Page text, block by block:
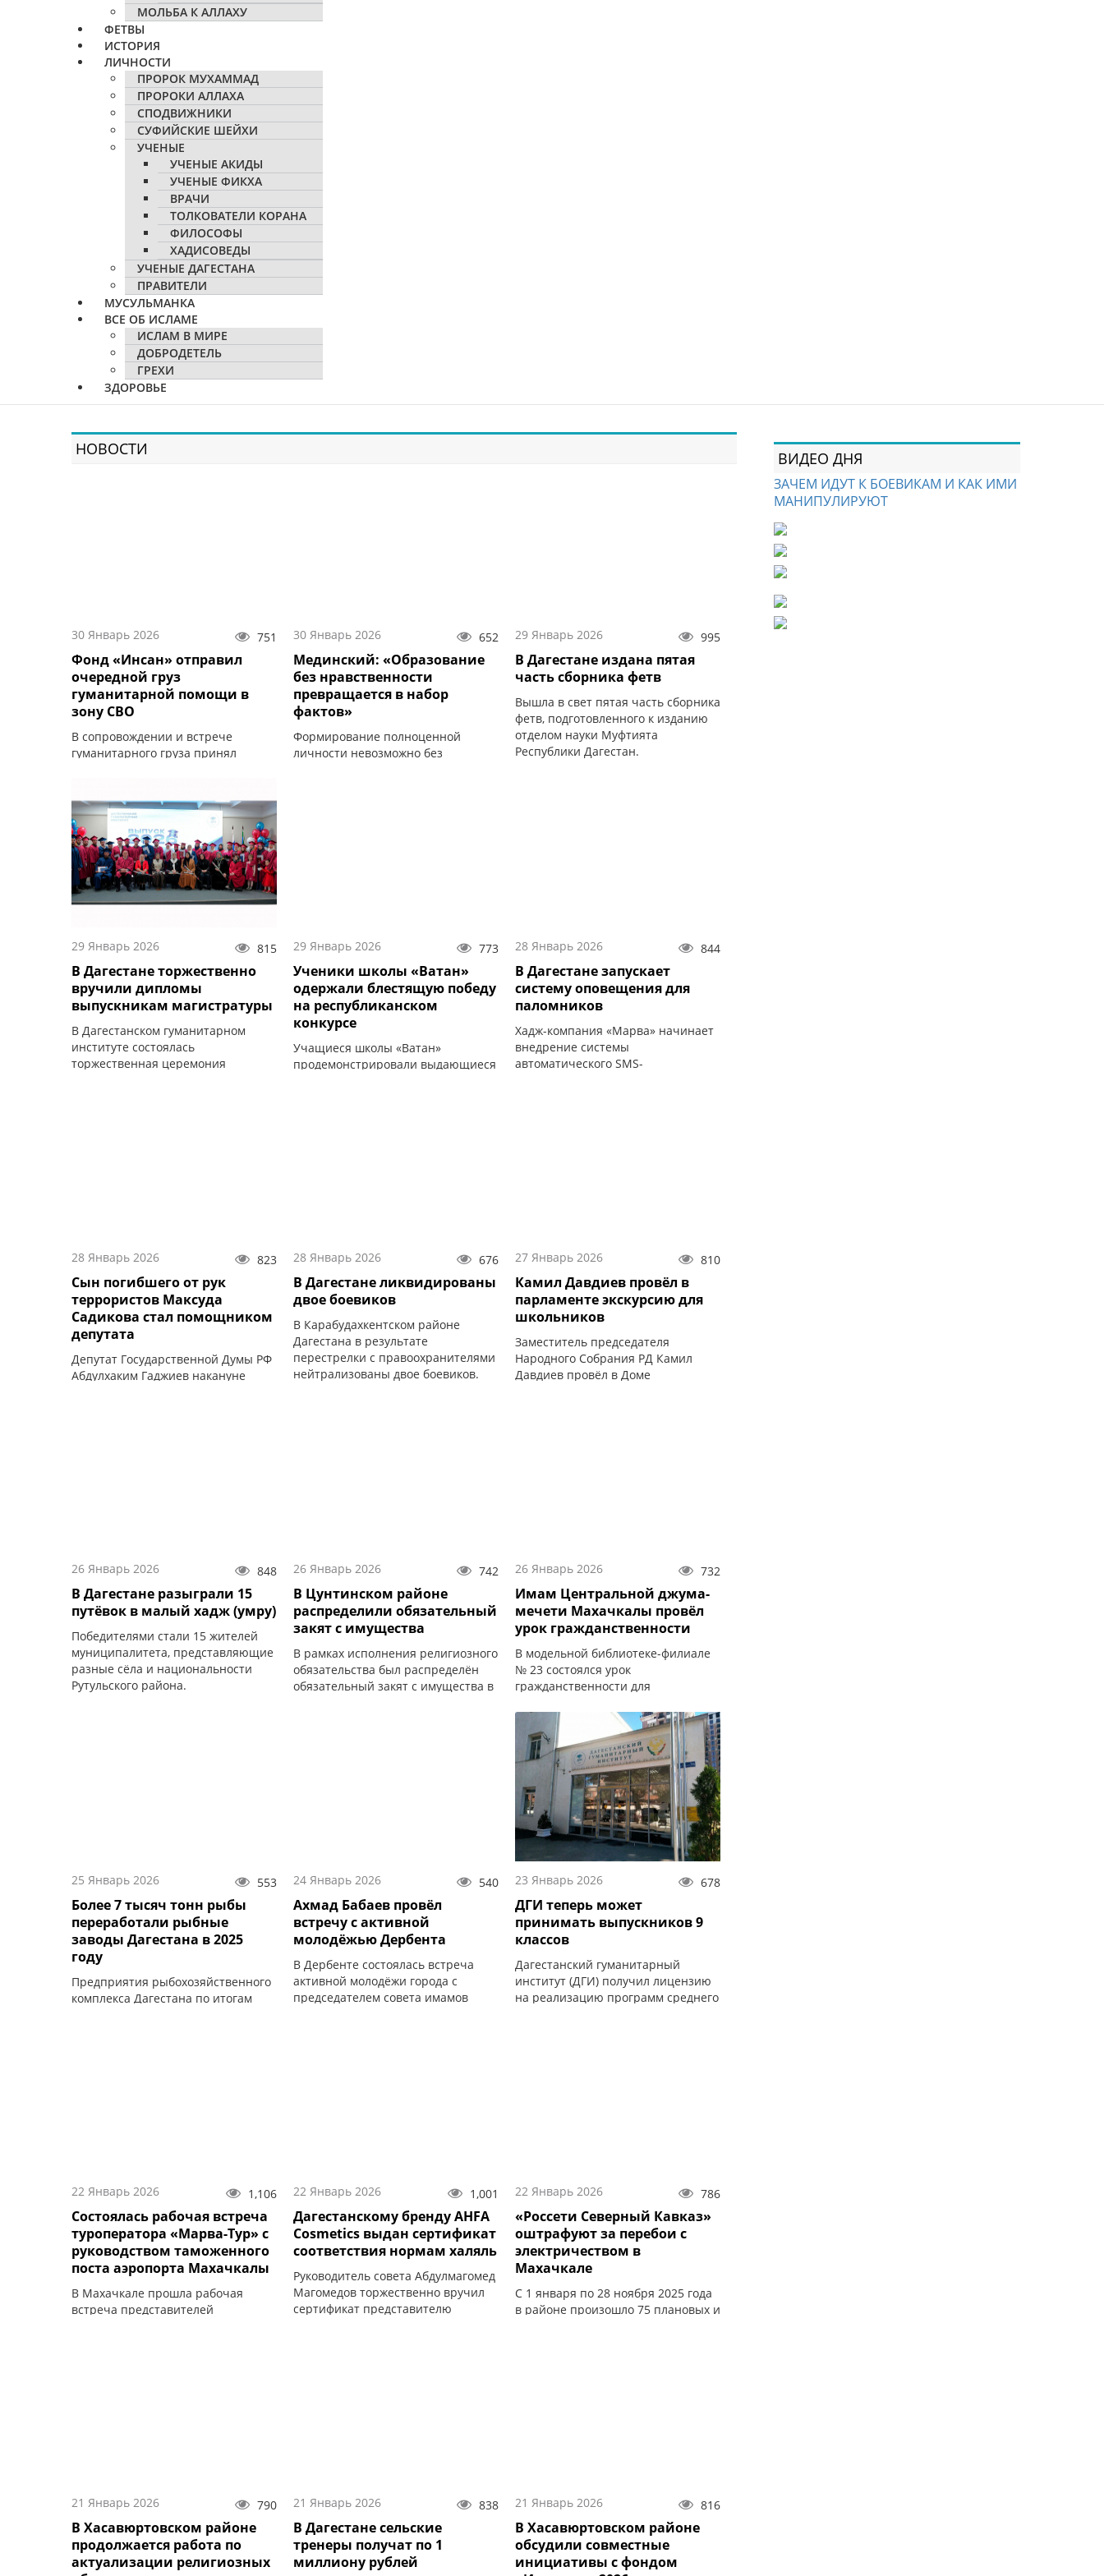
МОЛЬБА К АЛЛАХУ
ФЕТВЫ
ИСТОРИЯ
ЛИЧНОСТИ
ПРОРОК МУХАММАД
ПРОРОКИ АЛЛАХА
СПОДВИЖНИКИ
СУФИЙСКИЕ ШЕЙХИ
УЧЕНЫЕ
УЧЕНЫЕ АКИДЫ
УЧЕНЫЕ ФИКХА
ВРАЧИ
ТОЛКОВАТЕЛИ КОРАНА
ФИЛОСОФЫ
ХАДИСОВЕДЫ
УЧЕНЫЕ ДАГЕСТАНА
ПРАВИТЕЛИ
МУСУЛЬМАНКА
ВСЕ ОБ ИСЛАМЕ
ИСЛАМ В МИРЕ
ДОБРОДЕТЕЛЬ
ГРЕХИ
ЗДОРОВЬЕ
НОВОСТИ
30 Январь 2026 751
Фонд «Инсан» отправил
очередной груз
гуманитарной помощи в
зону СВО
В сопровождении и встрече
гуманитарного груза принял
Шахбан Рамазанов.
30 Январь 2026 652
Мединский: «Образование
без нравственности
превращается в набор
фактов»
Формирование полноценной
личности невозможно без
29 Январь 2026 995
В Дагестане издана пятая
часть сборника фетв
Вышла в свет пятая часть сборника
фетв, подготовленного к изданию
отделом науки Муфтията
Республики Дагестан.
29 Январь 2026 815
В Дагестане торжественно
вручили дипломы
выпускникам магистратуры
В Дагестанском гуманитарном
институте состоялась
торжественная церемония
29 Январь 2026 773
Ученики школы «Ватан»
одержали блестящую победу
на республиканском
конкурсе
Учащиеся школы «Ватан»
продемонстрировали выдающиеся
28 Январь 2026 844
В Дагестане запускает
систему оповещения для
паломников
Хадж-компания «Марва» начинает
внедрение системы
автоматического SMS-
28 Январь 2026 823
Сын погибшего от рук
террористов Максуда
Садикова стал помощником
депутата
Депутат Государственной Думы РФ
Абдулхаким Гаджиев накануне
28 Январь 2026 676
В Дагестане ликвидированы
двое боевиков
В Карабудахкентском районе
Дагестана в результате
перестрелки с правоохранителями
нейтрализованы двое боевиков.
27 Январь 2026 810
Камил Давдиев провёл в
парламенте экскурсию для
школьников
Заместитель председателя
Народного Собрания РД Камил
Давдиев провёл в Доме
26 Январь 2026 848
В Дагестане разыграли 15
путёвок в малый хадж (умру)
Победителями стали 15 жителей
муниципалитета, представляющие
разные сёла и национальности
Рутульского района.
26 Январь 2026 742
В Цунтинском районе
распределили обязательный
закят с имущества
В рамках исполнения религиозного
обязательства был распределён
обязательный закят с имущества в
26 Январь 2026 732
Имам Центральной джума-
мечети Махачкалы провёл
урок гражданственности
В модельной библиотеке-филиале
№ 23 состоялся урок
гражданственности для
Дагестанского кадетского корпуса.
25 Январь 2026 553
Более 7 тысяч тонн рыбы
переработали рыбные
заводы Дагестана в 2025
году
Предприятия рыбохозяйственного
комплекса Дагестана по итогам
24 Январь 2026 540
Ахмад Бабаев провёл
встречу с активной
молодёжью Дербента
В Дербенте состоялась встреча
активной молодёжи города с
председателем совета имамов
23 Январь 2026 678
ДГИ теперь может
принимать выпускников 9
классов
Дагестанский гуманитарный
институт (ДГИ) получил лицензию
на реализацию программ среднего
22 Январь 2026 1,106
Состоялась рабочая встреча
туроператора «Марва-Тур» с
руководством таможенного
поста аэропорта Махачкалы
В Махачкале прошла рабочая
встреча представителей
22 Январь 2026 1,001
Дагестанскому бренду AHFA
Cosmetics выдан сертификат
соответствия нормам халяль
Руководитель совета Абдулмагомед
Магомедов торжественно вручил
сертификат представителю
22 Январь 2026 786
«Россети Северный Кавказ»
оштрафуют за перебои с
электричеством в
Махачкале
С 1 января по 28 ноября 2025 года
в районе произошло 75 плановых и
21 Январь 2026 790
В Хасавюртовском районе
продолжается работа по
актуализации религиозных
21 Январь 2026 838
В Дагестане сельские
тренеры получат по 1
миллиону рублей
21 Январь 2026 816
В Хасавюртовском районе
обсудили совместные
инициативы с фондом
ВИДЕО ДНЯ
ЗАЧЕМ ИДУТ К БОЕВИКАМ И КАК ИМИ
МАНИПУЛИРУЮТ